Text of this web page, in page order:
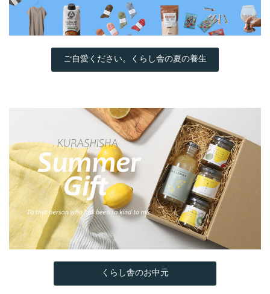
ご自愛ください。くらし舎の夏の養生
くらし舎のお中元